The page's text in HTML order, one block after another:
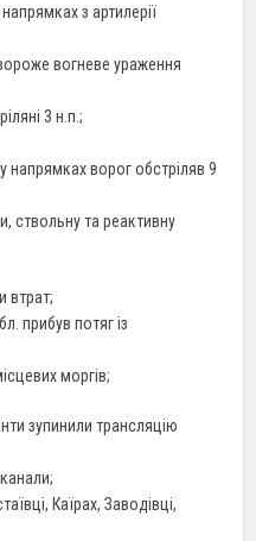
з артилерії
вогневе ураження
3 н.п.;
напрямках ворог обстріляв 9
ствольну та реактивну
втрат;
прибув потяг із
моргів;
зупинили трансляцію
Каїрах, Заводівці,